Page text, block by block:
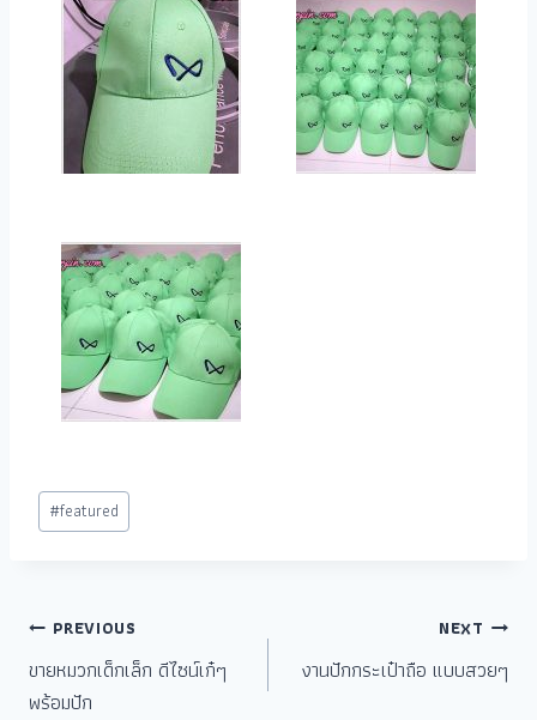
#featured
PREVIOUS
ขายหมวกเด็กเล็ก ดีไซน์เก๋ๆ
พร้อมปัก
NEXT
งานปักกระเป๋าถือ แบบสวยๆ